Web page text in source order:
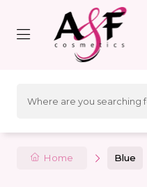
Home Blue